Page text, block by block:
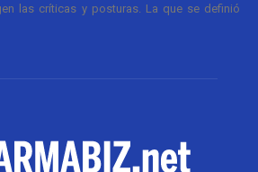
las críticas y posturas. La que se definió